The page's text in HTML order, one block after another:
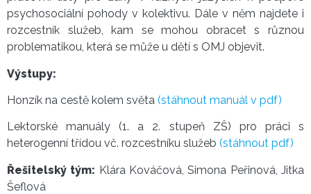
psychosociální pohody v kolektivu. Dále v něm najdete i
rozcestník služeb, kam se mohou obracet s různou
problematikou, která se může u dětí s OMJ objevit.
Výstupy:
Honzík na cestě kolem světa (stáhnout manuál v pdf)
Lektorské manuály (1. a 2. stupeň ZŠ) pro práci s
heterogenní třídou vč. rozcestníku služeb (stáhnout pdf)
Řešitelský tým: Klára Kováčová, Simona Peřinová, Jitka
Šeflová